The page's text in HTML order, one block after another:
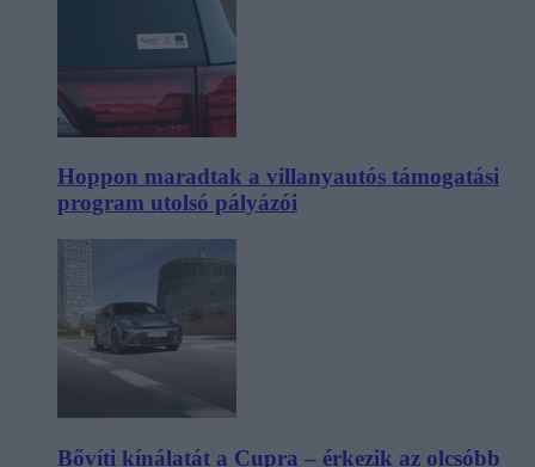
Hoppon maradtak a villanyautós támogatási
program utolsó pályázói
Bővíti kínálatát a Cupra – érkezik az olcsóbb